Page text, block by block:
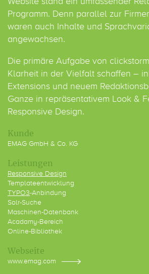
Programm. Denn parallel zur
waren auch Inhalte und
angewachsen.
Die primäre Aufgabe von
Klarheit in der Vielfalt schaffen –
Extensions und neuem
Ganze in repräsentativem Look &
Responsive Design.
Kunde
EMAG GmbH & Co. KG
Leistungen
Responsive Design
Templateentwicklung
TYPO3-Anbindung
Solr-Suche
Maschinen-Datenbank
Acadamy-Bereich
Online-Bibliothek
Webseite
www.emag.com